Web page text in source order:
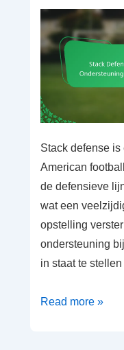
Stack defense
American
de defensieve
wat een
opstelling
ondersteuning
in staat te
Stack
Read more »